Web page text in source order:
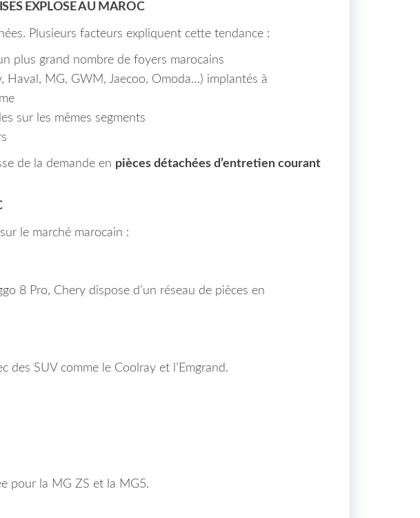
EXPLOSE AU MAROC
Plusieurs facteurs expliquent cette tendance :
plus grand nombre de foyers marocains
Haval, MG, GWM, Jaecoo, Omoda…) implantés à
sur les mêmes segments
de la demande en pièces détachées d’entretien courant
le marché marocain :
8 Pro, Chery dispose d’un réseau de pièces en
SUV comme le Coolray et l’Emgrand.
pour la MG ZS et la MG5.